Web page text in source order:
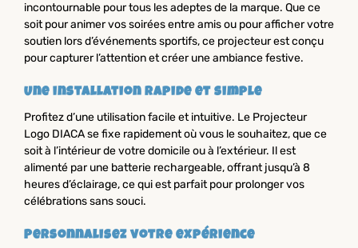
incontournable pour tous les adeptes de la marque. Que ce
soit pour animer vos soirées entre amis ou pour afficher votre
soutien lors d’événements sportifs, ce projecteur est conçu
pour capturer l’attention et créer une ambiance festive.
Une installation rapide et simple
Profitez d’une utilisation facile et intuitive. Le Projecteur
Logo DIACA se fixe rapidement où vous le souhaitez, que ce
soit à l’intérieur de votre domicile ou à l’extérieur. Il est
alimenté par une batterie rechargeable, offrant jusqu’à 8
heures d’éclairage, ce qui est parfait pour prolonger vos
célébrations sans souci.
Personnalisez votre expérience